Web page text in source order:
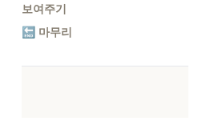
보여주기
🔚 마무리